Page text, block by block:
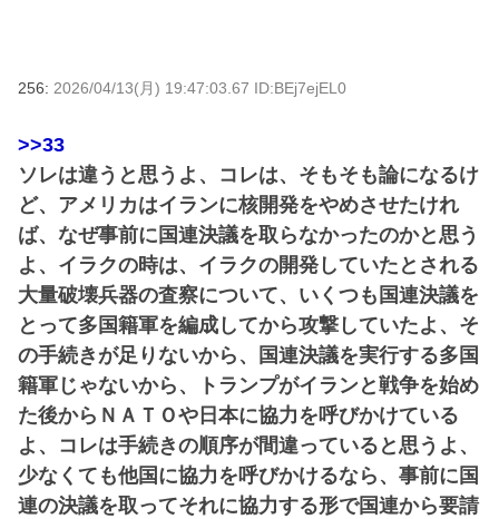
256: 2026/04/13(月) 19:47:03.67 ID:BEj7ejEL0
>>33
ソレは違うと思うよ、コレは、そもそも論になるけ
ど、アメリカはイランに核開発をやめさせたけれ
ば、なぜ事前に国連決議を取らなかったのかと思う
よ、イラクの時は、イラクの開発していたとされる
大量破壊兵器の査察について、いくつも国連決議を
とって多国籍軍を編成してから攻撃していたよ、そ
の手続きが足りないから、国連決議を実行する多国
籍軍じゃないから、トランプがイランと戦争を始め
た後からＮＡＴＯや日本に協力を呼びかけている
よ、コレは手続きの順序が間違っていると思うよ、
少なくても他国に協力を呼びかけるなら、事前に国
連の決議を取ってそれに協力する形で国連から要請